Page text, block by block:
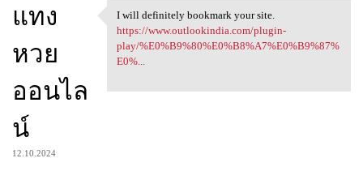
แทง
หวย
ออนไล
น์
12.10.2024
I will definitely bookmark
I will definitely bookmark your site.
https://www.outlookindia.com/plugin-
play/%E0%B9%80%E0%B8%A7%E0%B9%87%
E0%...